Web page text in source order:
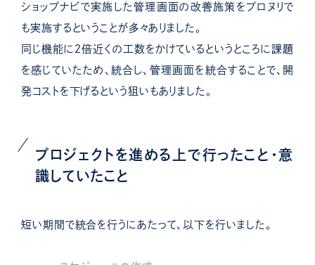
ショップナビで実施した管理画面の改善施策をプロヌリで
も実施するということが多々ありました。
同じ機能に２倍近くの工数をかけているというところに課題
を感じていたため、統合し、管理画面を統合することで、開
発コストを下げるという狙いもありました。
プロジェクトを進める上で行ったこと・意
識していたこと
短い期間で統合を行うにあたって、以下を行いました。